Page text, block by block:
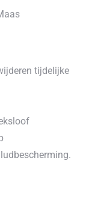
tijdelijke